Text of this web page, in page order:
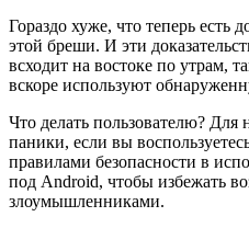
Гораздо хуже, что теперь есть
этой бреши. И эти
всходит на востоке по утрам,
вскоре используют
Что делать пользователю? Для
паники, если вы
правилами безопасности в
под Android, чтобы избежать
злоумышленниками.